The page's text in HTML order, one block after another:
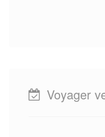
Voyager